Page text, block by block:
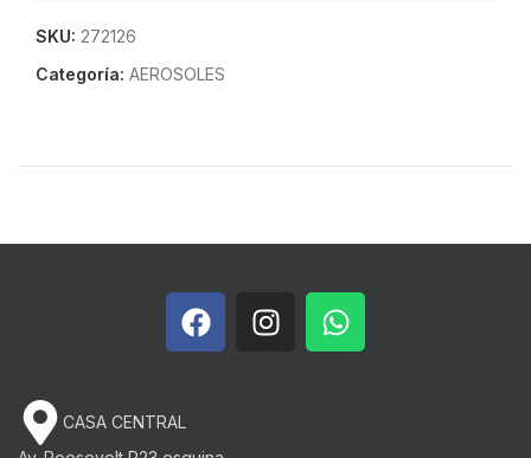
SKU: 272126
Categoría: AEROSOLES
CASA CENTRAL